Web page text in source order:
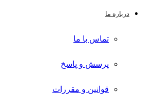
درباره ما
تماس با ما
پرسش و پاسخ
قوانین و مقررات